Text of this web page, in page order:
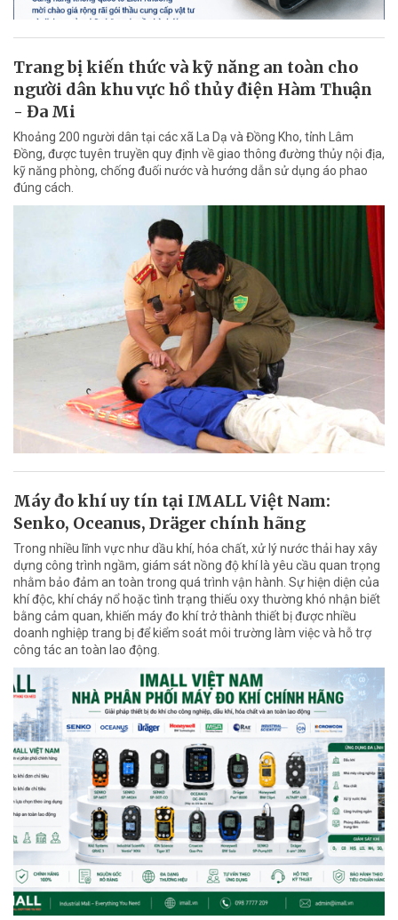
Trang bị kiến thức và kỹ năng an toàn cho
người dân khu vực hồ thủy điện Hàm Thuận
- Đa Mi
Khoảng 200 người dân tại các xã La Dạ và Đồng Kho, tỉnh Lâm
Đồng, được tuyên truyền quy định về giao thông đường thủy nội địa,
kỹ năng phòng, chống đuối nước và hướng dẫn sử dụng áo phao
đúng cách.
Máy đo khí uy tín tại IMALL Việt Nam:
Senko, Oceanus, Dräger chính hãng
Trong nhiều lĩnh vực như dầu khí, hóa chất, xử lý nước thải hay xây
dựng công trình ngầm, giám sát nồng độ khí là yêu cầu quan trọng
nhằm bảo đảm an toàn trong quá trình vận hành. Sự hiện diện của
khí độc, khí cháy nổ hoặc tình trạng thiếu oxy thường khó nhận biết
bằng cảm quan, khiến máy đo khí trở thành thiết bị được nhiều
doanh nghiệp trang bị để kiểm soát môi trường làm việc và hỗ trợ
công tác an toàn lao động.